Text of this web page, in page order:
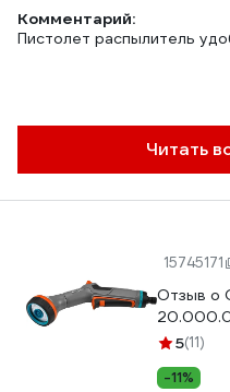
Комментарий:
Пистолет распылитель
Читать
15745171
Отзыв о
5(11)
-11%